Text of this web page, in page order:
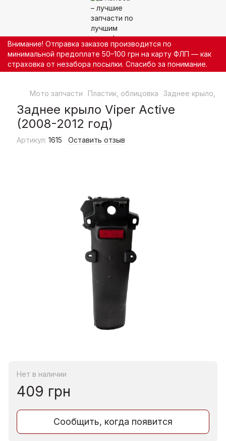
Внимание! Отправка заказов производится по
минимальной предоплате 50–100 грн на карту ФЛП — как
страховка от незабора посылки. Спасибо за понимание.
Мото запчасти Пластик, облицовка Заднее крыло,
Заднее крыло Viper Active
(2008-2012 год)
Артикул: 1615 Оставить отзыв
Нет в наличии
409 грн
Сообщить, когда появится